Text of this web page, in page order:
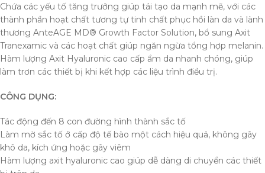
Chứa các yếu tố tăng trưởng giúp tái tạo da mạnh mẽ, với các
thành phần hoạt chất tương tự tinh chất phục hồi làn da và lành
thương AnteAGE MD® Growth Factor Solution, bổ sung Axit
Tranexamic và các hoạt chất giúp ngăn ngừa tổng hợp melanin.
Hàm lượng Axit Hyaluronic cao cấp ẩm da nhanh chóng, giúp
làm trơn các thiết bị khi kết hợp các liệu trình điều trị.
CÔNG DỤNG:
Tác động đến 8 con đường hình thành sắc tố
Làm mờ sắc tố ở cấp độ tế bào một cách hiệu quả, không gây
khô da, kích ứng hoặc gây viêm
Hàm lượng axit hyaluronic cao giúp dễ dàng di chuyển các thiết